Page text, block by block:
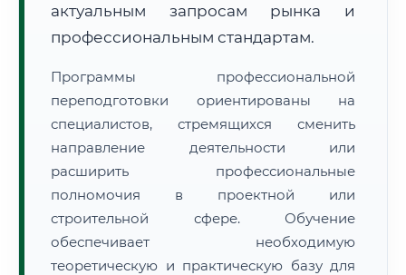
📜 Документы и аккредитация
🔍Нажмите на документ для увеличения и просмотра
актуальным запросам рынка и
профессиональным стандартам.
Программы профессиональной
переподготовки ориентированы на
специалистов, стремящихся сменить
направление деятельности или
расширить профессиональные
полномочия в проектной или
строительной сфере. Обучение
обеспечивает необходимую
теоретическую и практическую базу для